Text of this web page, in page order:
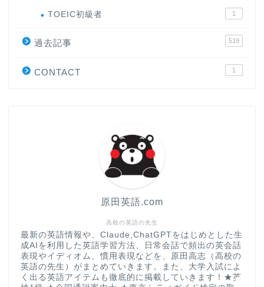
TOEIC初級者 1
過去記事 519
CONTACT 1
高校の英語の先生
原田英語.com
最新の英語情報や、Claude,ChatGPTをはじめとした生
成AIを利用した英語学習方法、日常会話で頻出の英会話
表現やイディオム、慣用表現などを、原田高志（高校の
英語の先生）がまとめていきます。また、大学入試によ
く出る英語アイテムも徹底的に掲載していきます！★英
大学入試英語対策講座
英語名言・格言・カッコい
い英語＆素敵な英文フレー
CONTACT